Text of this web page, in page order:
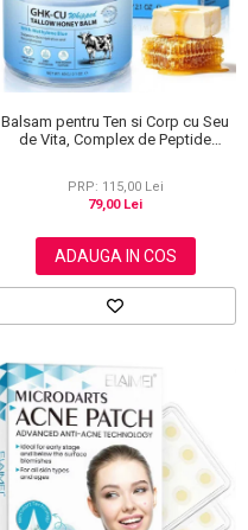
Balsam pentru Ten si Corp cu Seu
de Vita, Complex de Peptide
PRP: 115,00 Lei
79,00 Lei
ADAUGA IN COS